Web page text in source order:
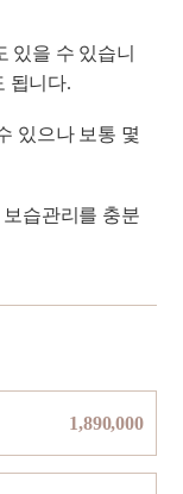
있을 수 있습니
됩니다.
있으나 보통 몇
습관리를 충분
1,890,000